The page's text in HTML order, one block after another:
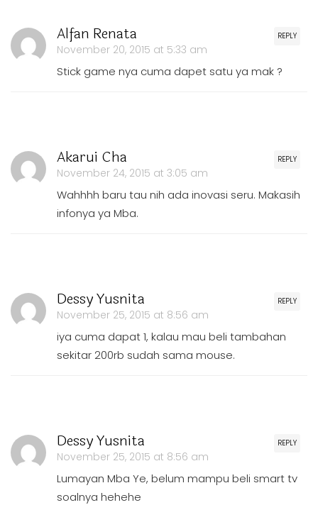
REPLY
Alfan Renata
November 20, 2015 at 5:33 am
Stick game nya cuma dapet satu ya mak ?
REPLY
Akarui Cha
November 24, 2015 at 3:05 am
Wahhhh baru tau nih ada inovasi seru. Makasih
infonya ya Mba.
REPLY
Dessy Yusnita
November 25, 2015 at 8:56 am
iya cuma dapat 1, kalau mau beli tambahan
sekitar 200rb sudah sama mouse.
REPLY
Dessy Yusnita
November 25, 2015 at 8:56 am
Lumayan Mba Ye, belum mampu beli smart tv
soalnya hehehe